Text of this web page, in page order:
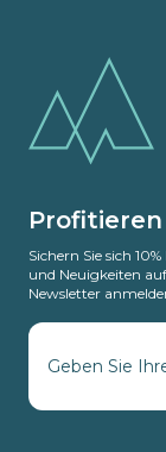
Profitieren
Sichern Sie sich
und Neuigkeiten
Newsletter